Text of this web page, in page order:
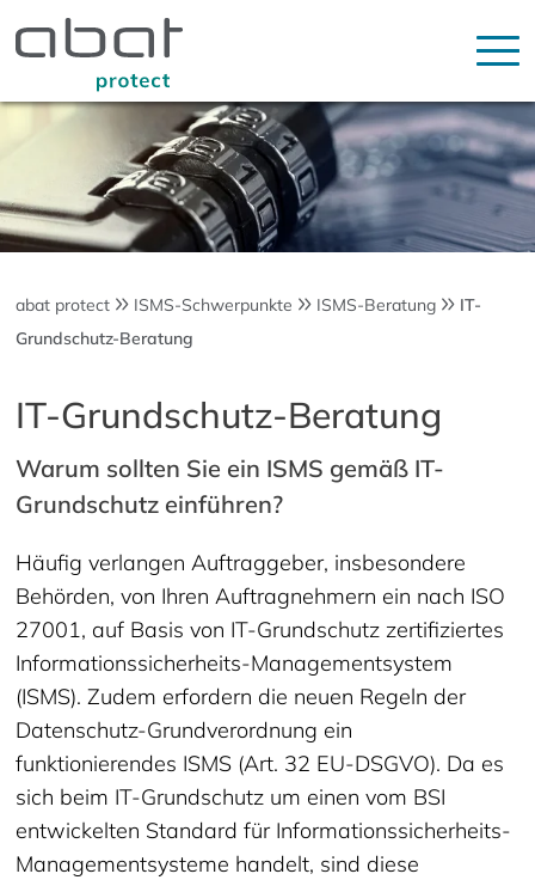
abat protect ISMS-Schwerpunkte ISMS-Beratung
IT-
Grundschutz-Beratung
IT-Grundschutz-Beratung
Warum sollten Sie ein ISMS gemäß IT-
Grundschutz einführen?
Häufig verlangen Auftraggeber, insbesondere
Behörden, von Ihren Auftragnehmern ein nach ISO
27001, auf Basis von IT-Grundschutz zertifiziertes
Informationssicherheits-Managementsystem
(ISMS). Zudem erfordern die neuen Regeln der
Datenschutz-Grundverordnung ein
funktionierendes ISMS (Art. 32 EU-DSGVO). Da es
sich beim IT-Grundschutz um einen vom BSI
entwickelten Standard für Informationssicherheits-
Managementsysteme handelt, sind diese